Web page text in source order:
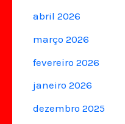
abril 2026
março 2026
fevereiro 2026
janeiro 2026
dezembro 2025